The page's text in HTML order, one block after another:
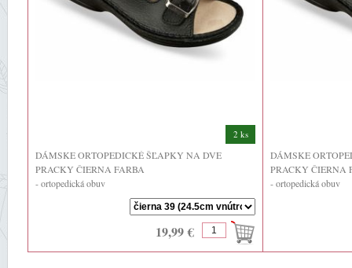
2 ks
DÁMSKE ORTOPEDICKÉ ŠĽAPKY NA DVE
PRACKY ČIERNA FARBA
- ortopedická obuv
19,99 €
DÁMSKE
PRACKY ČIERNA
- ortopedická obuv